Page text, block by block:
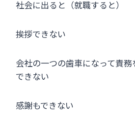
社会に出ると（就職すると）
挨拶できない
会社の一つの歯車になって責
できない
感謝もできない